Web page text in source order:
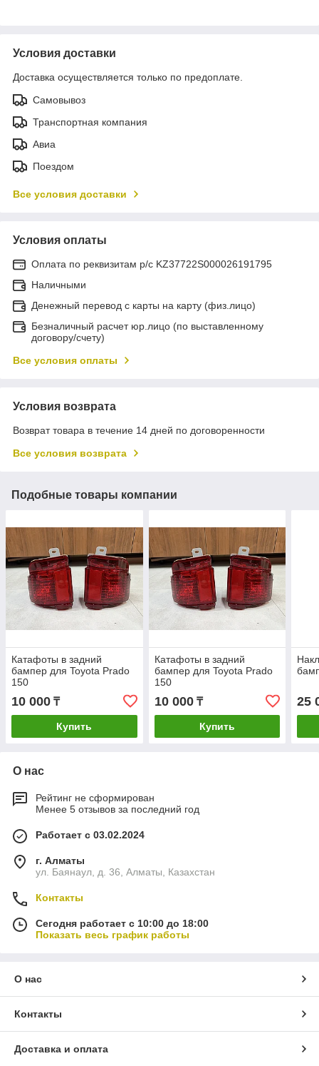
Условия доставки
Доставка осуществляется только по предоплате.
Самовывоз
Транспортная компания
Авиа
Поездом
Все условия доставки
Условия оплаты
Оплата по реквизитам р/с KZ37722S000026191795
Наличными
Денежный перевод с карты на карту (физ.лицо)
Безналичный расчет юр.лицо (по выставленному
договору/счету)
Все условия оплаты
Условия возврата
Возврат товара в течение 14 дней по договоренности
Все условия возврата
Подобные товары компании
Катафоты в задний
бампер для Toyota Prado
150
10 000 ₸
Купить
Катафоты в задний
бампер для Toyota Prado
150
10 000₸
Купить
25
О нас
Рейтинг не сформирован
Менее 5 отзывов за последний год
Работает с 03.02.2024
г. Алматы
ул. Баянаул, д. 36, Алматы, Казахстан
Контакты
Сегодня работает с 10:00 до 18:00
Показать весь график работы
О нас
Контакты
Доставка и оплата